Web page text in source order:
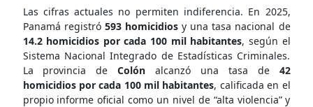
Las cifras actuales no permiten indiferencia. En 2025,
Panamá registró 593 homicidiosy una tasa nacional de
14.2 homicidios por cada 100 mil habitantes, según el
Sistema Nacional Integrado de Estadísticas Criminales.
La provincia deColón alcanzó una tasa de 42
homicidios por cada 100 mil habitantes, calificada en el
propio informe oficial como un nivel de “alta violencia” y